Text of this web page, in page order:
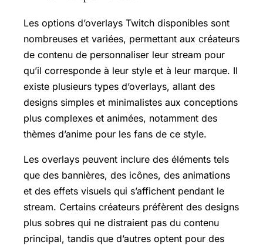
Les options d’overlays Twitch disponibles sont
nombreuses et variées, permettant aux créateurs
de contenu de personnaliser leur stream pour
qu’il corresponde à leur style et à leur marque. Il
existe plusieurs types d’overlays, allant des
designs simples et minimalistes aux conceptions
plus complexes et animées, notamment des
thèmes d’anime pour les fans de ce style.
Les overlays peuvent inclure des éléments tels
que des bannières, des icônes, des animations
et des effets visuels qui s’affichent pendant le
stream. Certains créateurs préfèrent des designs
plus sobres qui ne distraient pas du contenu
principal, tandis que d’autres optent pour des